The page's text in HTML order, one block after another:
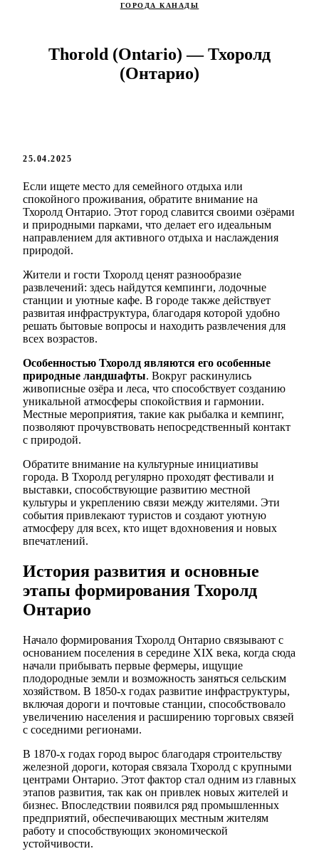
ГОРОДА КАНАДЫ
Thorold (Ontario) — Тхоролд
(Онтарио)
25.04.2025
Если ищете место для семейного отдыха или
спокойного проживания, обратите внимание на
Тхоролд Онтарио. Этот город славится своими озёрами
и природными парками, что делает его идеальным
направлением для активного отдыха и наслаждения
природой.
Жители и гости Тхоролд ценят разнообразие
развлечений: здесь найдутся кемпинги, лодочные
станции и уютные кафе. В городе также действует
развитая инфраструктура, благодаря которой удобно
решать бытовые вопросы и находить развлечения для
всех возрастов.
Особенностью Тхоролд являются его особенные
природные ландшафты. Вокруг раскинулись
живописные озёра и леса, что способствует созданию
уникальной атмосферы спокойствия и гармонии.
Местные мероприятия, такие как рыбалка и кемпинг,
позволяют прочувствовать непосредственный контакт
с природой.
Обратите внимание на культурные инициативы
города. В Тхоролд регулярно проходят фестивали и
выставки, способствующие развитию местной
культуры и укреплению связи между жителями. Эти
события привлекают туристов и создают уютную
атмосферу для всех, кто ищет вдохновения и новых
впечатлений.
История развития и основные
этапы формирования Тхоролд
Онтарио
Начало формирования Тхоролд Онтарио связывают с
основанием поселения в середине XIX века, когда сюда
начали прибывать первые фермеры, ищущие
плодородные земли и возможность заняться сельским
хозяйством. В 1850-х годах развитие инфраструктуры,
включая дороги и почтовые станции, способствовало
увеличению населения и расширению торговых связей
с соседними регионами.
В 1870-х годах город вырос благодаря строительству
железной дороги, которая связала Тхоролд с крупными
центрами Онтарио. Этот фактор стал одним из главных
этапов развития, так как он привлек новых жителей и
бизнес. Впоследствии появился ряд промышленных
предприятий, обеспечивающих местным жителям
работу и способствующих экономической
устойчивости.